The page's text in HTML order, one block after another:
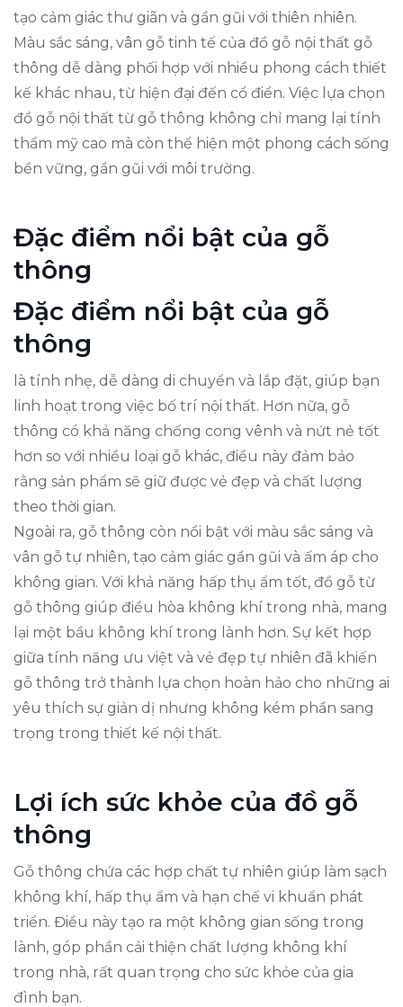
tạo cảm giác thư giãn và gần gũi với thiên nhiên.
Màu sắc sáng, vân gỗ tinh tế của đồ gỗ nội thất gỗ
thông dễ dàng phối hợp với nhiều phong cách thiết
kế khác nhau, từ hiện đại đến cổ điển. Việc lựa chọn
đồ gỗ nội thất từ gỗ thông không chỉ mang lại tính
thẩm mỹ cao mà còn thể hiện một phong cách sống
bền vững, gần gũi với môi trường.
Đặc điểm nổi bật của gỗ
thông
Đặc điểm nổi bật của gỗ
thông
là tính nhẹ, dễ dàng di chuyển và lắp đặt, giúp bạn
linh hoạt trong việc bố trí nội thất. Hơn nữa, gỗ
thông có khả năng chống cong vênh và nứt nẻ tốt
hơn so với nhiều loại gỗ khác, điều này đảm bảo
rằng sản phẩm sẽ giữ được vẻ đẹp và chất lượng
theo thời gian.
Ngoài ra, gỗ thông còn nổi bật với màu sắc sáng và
vân gỗ tự nhiên, tạo cảm giác gần gũi và ấm áp cho
không gian. Với khả năng hấp thụ ẩm tốt, đồ gỗ từ
gỗ thông giúp điều hòa không khí trong nhà, mang
lại một bầu không khí trong lành hơn. Sự kết hợp
giữa tính năng ưu việt và vẻ đẹp tự nhiên đã khiến
gỗ thông trở thành lựa chọn hoàn hảo cho những ai
yêu thích sự giản dị nhưng không kém phần sang
trọng trong thiết kế nội thất.
Lợi ích sức khỏe của đồ gỗ
thông
Gỗ thông chứa các hợp chất tự nhiên giúp làm sạch
không khí, hấp thụ ẩm và hạn chế vi khuẩn phát
triển. Điều này tạo ra một không gian sống trong
lành, góp phần cải thiện chất lượng không khí
trong nhà, rất quan trọng cho sức khỏe của gia
đình bạn.